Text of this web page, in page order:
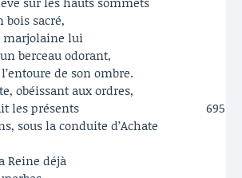
bois sacré,
marjolaine lui
berceau odorant,
de son ombre.
obéissant aux ordres,
les présents
695
sous la conduite d’Achate
Reine déjà